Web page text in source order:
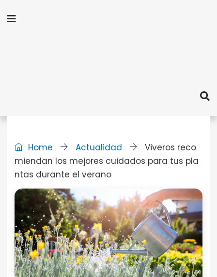
Home Actualidad
Viveros reco
miendan los mejores cuidados para tus pla
ntas durante el verano